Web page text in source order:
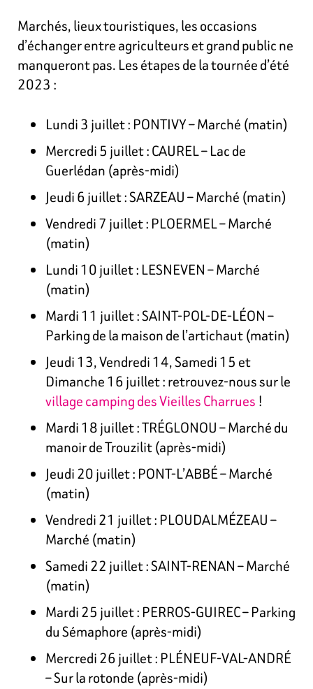
Marchés, lieux touristiques, les occasions
d’échanger entre agriculteurs et grand public ne
manqueront pas. Les étapes de la tournée d’été
2023 :
Lundi 3 juillet : PONTIVY – Marché (matin)
Mercredi 5 juillet : CAUREL – Lac de
Guerlédan (après-midi)
Jeudi 6 juillet : SARZEAU – Marché (matin)
Vendredi 7 juillet : PLOERMEL – Marché
(matin)
Lundi 10 juillet : LESNEVEN – Marché
(matin)
Mardi 11 juillet : SAINT-POL-DE-LÉON –
Parking de la maison de l’artichaut (matin)
Jeudi 13, Vendredi 14, Samedi 15 et
Dimanche 16 juillet : retrouvez-nous sur le
village camping des Vieilles Charrues !
Mardi 18 juillet : TRÉGLONOU – Marché du
manoir de Trouzilit (après-midi)
Jeudi 20 juillet : PONT-L’ABBÉ – Marché
(matin)
Vendredi 21 juillet : PLOUDALMÉZEAU –
Marché (matin)
Samedi 22 juillet : SAINT-RENAN – Marché
(matin)
Mardi 25 juillet : PERROS-GUIREC – Parking
du Sémaphore (après-midi)
Mercredi 26 juillet : PLÉNEUF-VAL-ANDRÉ
– Sur la rotonde (après-midi)